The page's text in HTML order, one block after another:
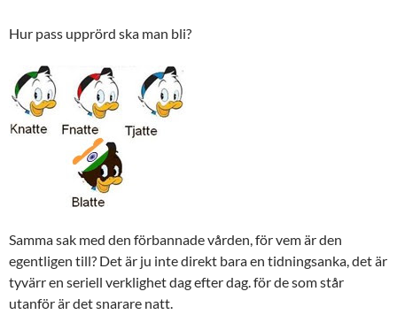
Hur pass upprörd ska man bli?
Samma sak med den förbannade vården, för vem är den
egentligen till? Det är ju inte direkt bara en tidningsanka, det är
tyvärr en seriell verklighet dag efter dag. för de som står
utanför är det snarare natt.